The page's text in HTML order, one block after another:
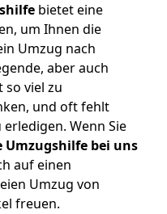
bietet eine
um Ihnen die
Umzug nach
aber auch
so viel zu
und oft fehlt
Wenn Sie
Umzugshilfe bei uns
auf einen
Umzug von
freuen.